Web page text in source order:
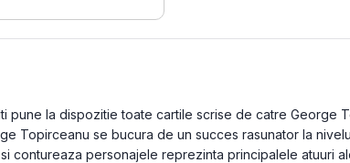
pune la dispozitie toate cartile scrise de catre George
Topirceanu se bucura de un succes rasunator la
contureaza personajele reprezinta principalele atuuri